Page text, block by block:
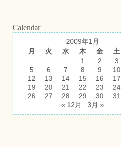
Calendar
2009年1月
月
火 水 木 金 土
1
2 3
5
6 7 8 9 10
12
13 14 15 16 17
19
20 21 22 23 24
26
27 28 29 30
31
« 12月
3月 »